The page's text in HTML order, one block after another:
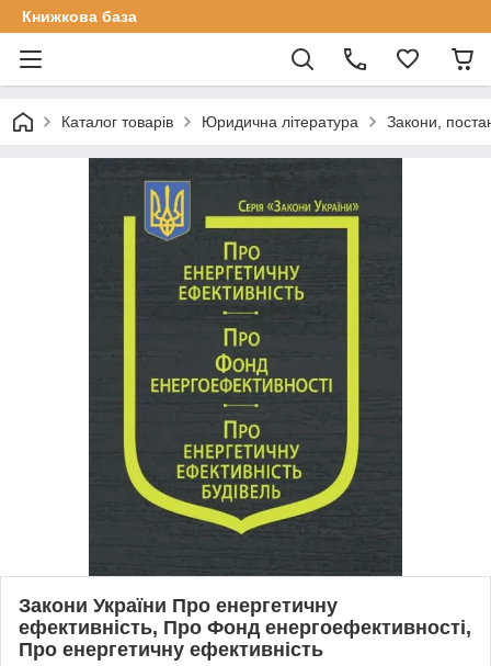
Книжкова база
Каталог товарів Юридична література Закони,
Закони України Про енергетичну
ефективність, Про Фонд енергоефективності,
Про енергетичну ефективність